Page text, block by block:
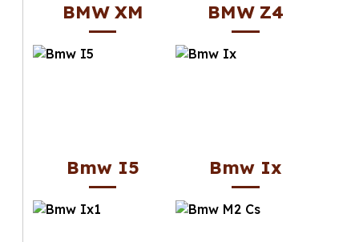
BMW XM BMW Z4
Bmw I5 Bmw Ix